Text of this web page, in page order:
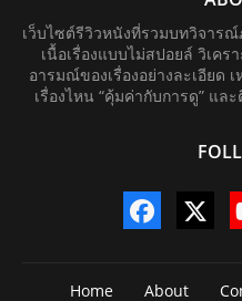
เว็บไซต์รีวิวหนังที่รวมบทวิจาร
เนื้อเรื่องแบบไม่สปอยล์ วิเค
อารมณ์ของเรื่องอย่างละเอียด
เรื่องไหน “คุ้มค่ากับการดู” แ
Home About